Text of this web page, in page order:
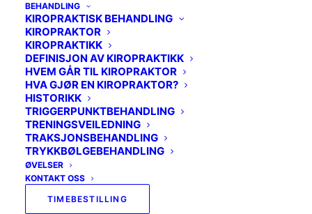
BEHANDLING
KIROPRAKTISK BEHANDLING
KIROPRAKTOR
KIROPRAKTIKK
DEFINISJON AV KIROPRAKTIKK
HVEM GÅR TIL KIROPRAKTOR
HVA GJØR EN KIROPRAKTOR?
HISTORIKK
TRIGGERPUNKTBEHANDLING
TRENINGSVEILEDNING
TRAKSJONSBEHANDLING
TRYKKBØLGEBEHANDLING
ØVELSER
KONTAKT OSS
TIMEBESTILLING
PROLAPS
SVIMMELHET
SKULDER
BEKKENET
MOR OG BARN
BRYSTRYGGEN
IDRETTSKADER